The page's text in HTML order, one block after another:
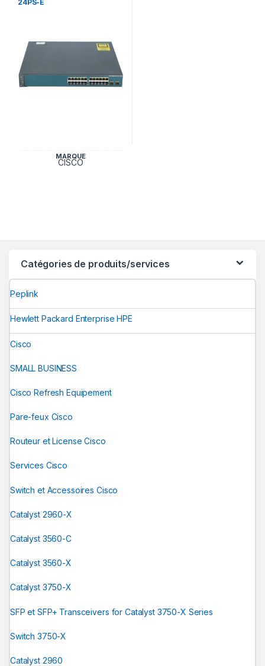
24PS-E
MARQUE
CISCO
Catégories de produits/services
Peplink
Hewlett Packard Enterprise HPE
Cisco
SMALL BUSINESS
Cisco Refresh Equipement
Pare-feux Cisco
Routeur et License Cisco
Services Cisco
Switch et Accessoires Cisco
Catalyst 2960-X
Catalyst 3560-C
Catalyst 3560-X
Catalyst 3750-X
SFP et SFP+ Transceivers for Catalyst 3750-X Series
Switch 3750-X
Catalyst 2960